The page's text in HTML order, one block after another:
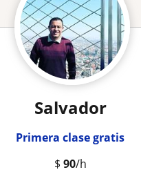
Salvador
Primera clase gratis
$ 90/h